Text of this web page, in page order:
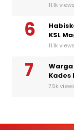
11.1k views
KSL
11.1k views
Kades
7.5k